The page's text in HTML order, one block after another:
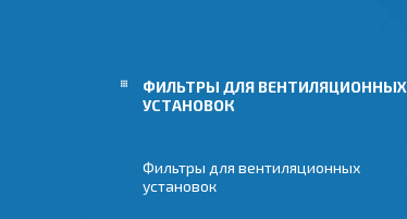
ФИЛЬТРЫ ДЛЯ ВЕНТИЛЯЦИОННЫХ
УСТАНОВОК
Фильтры для вентиляционных
установок